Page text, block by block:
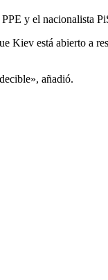
y el nacionalista
Kiev está abierto a
añadió.